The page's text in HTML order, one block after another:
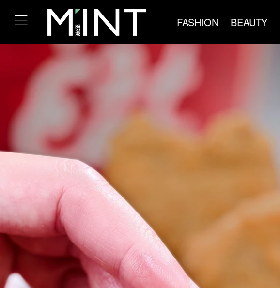
FASHION BEAUTY